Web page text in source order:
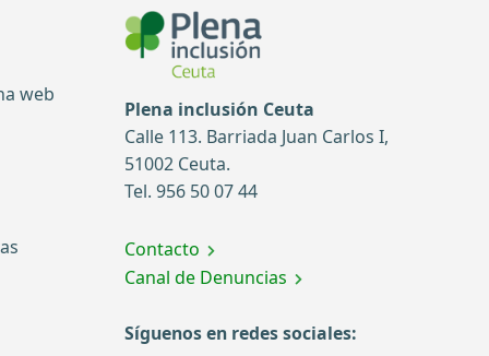
web
Plena inclusión Ceuta
Calle 113. Barriada Juan Carlos I,
51002 Ceuta.
Tel. 956 50 07 44
Contacto
Canal de Denuncias
Síguenos en redes sociales: